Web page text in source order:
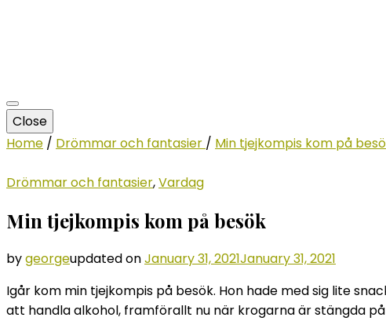
Close
Home / Drömmar och fantasier / Min tjejkompis kom på
Drömmar och fantasier,Vardag
Min tjejkompis kom på besök
bygeorgeupdated onJanuary 31, 2021January 31, 2021
Igår kom min tjejkompis på besök. Hon hade med sig lite
att handla alkohol, framförallt nu när krogarna är stängda